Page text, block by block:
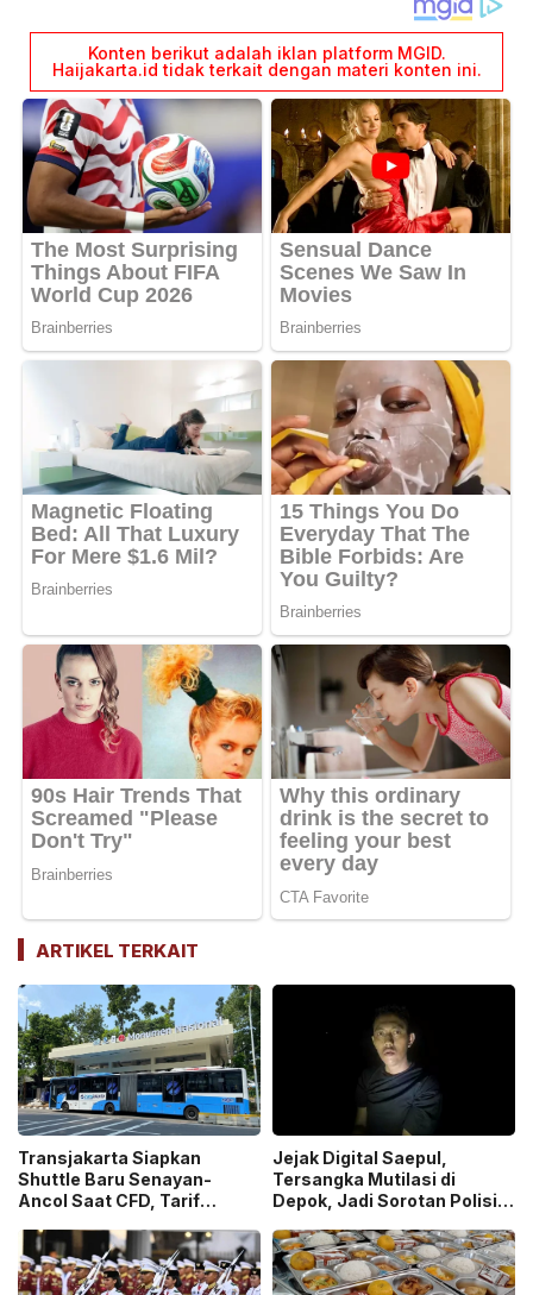
ARTIKEL TERKAIT
Transjakarta Siapkan
Shuttle Baru Senayan-
Ancol Saat CFD, Tarif
Jejak Digital Saepul,
Tersangka Mutilasi di
Depok, Jadi Sorotan Polisi